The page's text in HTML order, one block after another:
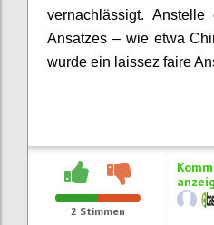
vernachlässigt. Anstelle
Ansatzes – wie etwa
wurde ein laissez faire
2 Stimmen